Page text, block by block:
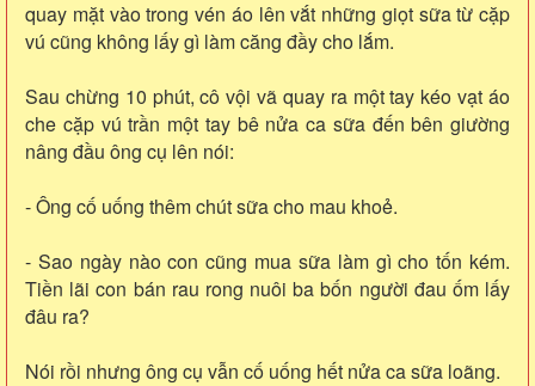
quay mặt vào trong vén áo lên vắt những giọt sữa từ cặp
vú cũng không lấy gì làm căng đầy cho lắm.
Sau chừng 10 phút, cô vội vã quay ra một tay kéo vạt áo
che cặp vú trần một tay bê nửa ca sữa đến bên giường
nâng đầu ông cụ lên nói:
- Ông cố uống thêm chút sữa cho mau khoẻ.
- Sao ngày nào con cũng mua sữa làm gì cho tốn kém.
Tiền lãi con bán rau rong nuôi ba bốn người đau ốm lấy
đâu ra?
Nói rồi nhưng ông cụ vẫn cố uống hết nửa ca sữa loãng.